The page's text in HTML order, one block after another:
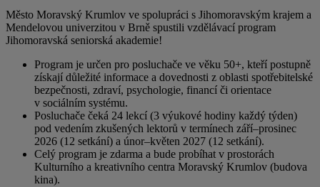
Město Moravský Krumlov ve spolupráci s Jihomoravským krajem a
Mendelovou univerzitou v Brně spustili vzdělávací program
Jihomoravská seniorská akademie!
Program je určen pro posluchače ve věku 50+, kteří postupně
získají důležité informace a dovednosti z oblasti spotřebitelské
bezpečnosti, zdraví, psychologie, financí či orientace
v sociálním systému.
Posluchače čeká 24 lekcí (3 výukové hodiny každý týden)
pod vedením zkušených lektorů v termínech září–prosinec
2026 (12 setkání) a únor–květen 2027 (12 setkání).
Celý program je zdarma a bude probíhat v prostorách
Kulturního a kreativního centra Moravský Krumlov (budova
kina).